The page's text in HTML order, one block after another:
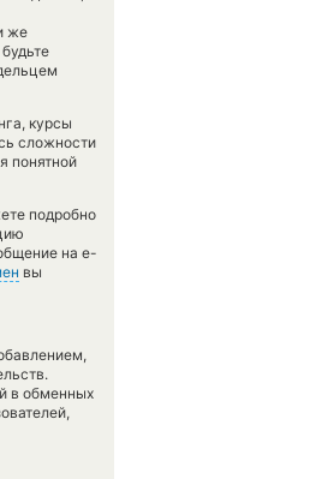
же
курсы
сложности
понятной
подробно
на e-
вы
в обменных